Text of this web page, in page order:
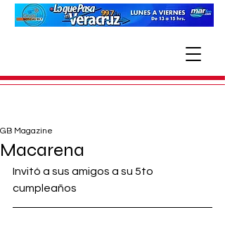
Macarena
GB Magazine
Invitó a sus amigos a su 5to
cumpleaños